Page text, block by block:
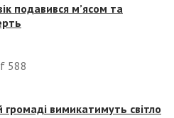
подавився м’ясом та
588
громаді вимикатимуть світло